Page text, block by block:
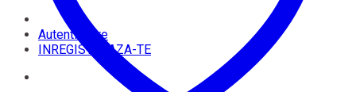
Autentificare
INREGISTREAZA-TE